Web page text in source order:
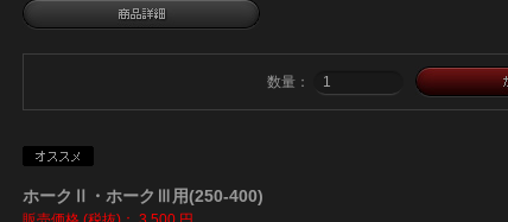
数量：
ホークⅡ・ホークⅢ用(250-400)